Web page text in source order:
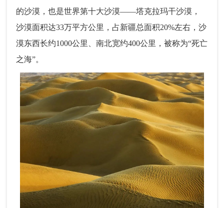
的沙漠，也是世界第十大沙漠——塔克拉玛干沙漠，
沙漠面积达33万平方公里，占新疆总面积20%左右，沙
漠东西长约1000公里、南北宽约400公里，被称为“死亡
之海”。